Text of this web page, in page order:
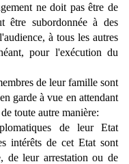
ne doit pas être de
être subordonnée à des
à tous les autres
pour l'exécution du
de leur famille sont
garde à vue en attendant
toute autre manière:
de leur Etat
intérêts de cet Etat sont
de leur arrestation ou de